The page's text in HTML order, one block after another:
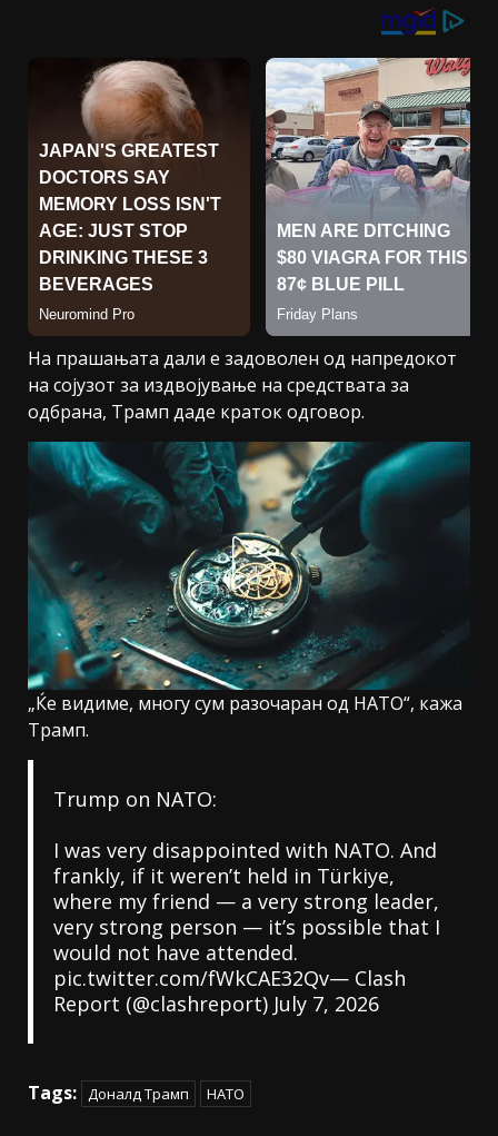
На прашањата дали е задоволен од напредокот
на сојузот за издвојување на средствата за
одбрана, Трамп даде краток одговор.
„Ќе видиме, многу сум разочаран од НАТО“, кажа
Трамп.
Trump on NATO:
I was very disappointed with NATO. And
frankly, if it weren’t held in Türkiye,
where my friend — a very strong leader,
very strong person — it’s possible that I
would not have attended.
pic.twitter.com/fWkCAE32Qv— Clash
Report (@clashreport) July 7, 2026
Tags: Доналд Трамп НАТО